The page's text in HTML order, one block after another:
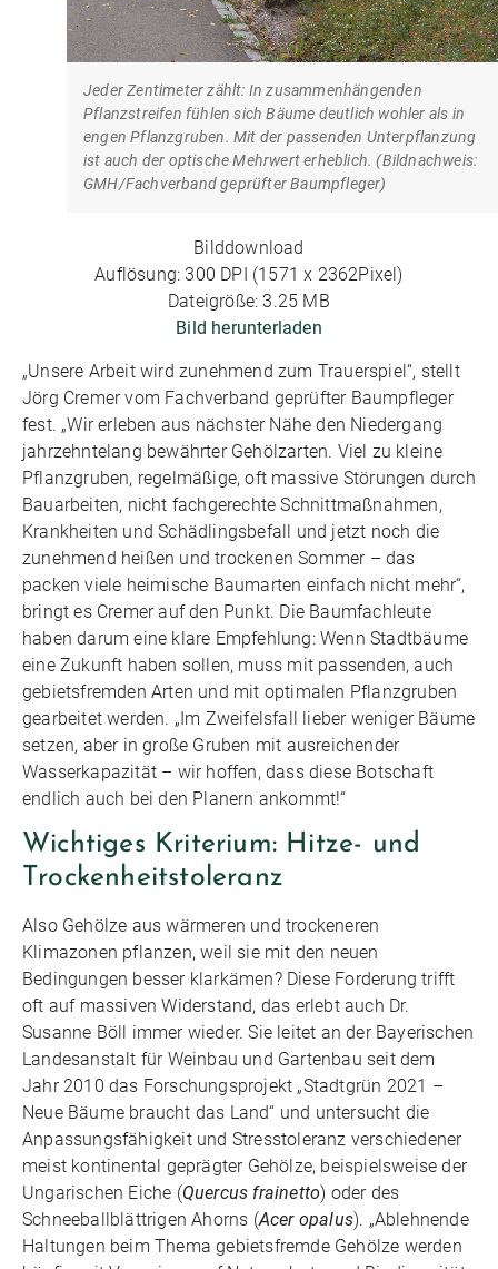
Jeder Zentimeter zählt: In zusammenhängenden
Pflanzstreifen fühlen sich Bäume deutlich wohler als in
engen Pflanzgruben. Mit der passenden Unterpflanzung
ist auch der optische Mehrwert erheblich. (Bildnachweis:
GMH/Fachverband geprüfter Baumpfleger)
Bilddownload
Auflösung: 300 DPI (1571 x 2362Pixel)
Dateigröße: 3.25 MB
Bild herunterladen
„Unsere Arbeit wird zunehmend zum Trauerspiel“, stellt
Jörg Cremer vom Fachverband geprüfter Baumpfleger
fest. „Wir erleben aus nächster Nähe den Niedergang
jahrzehntelang bewährter Gehölzarten. Viel zu kleine
Pflanzgruben, regelmäßige, oft massive Störungen durch
Bauarbeiten, nicht fachgerechte Schnittmaßnahmen,
Krankheiten und Schädlingsbefall und jetzt noch die
zunehmend heißen und trockenen Sommer – das
packen viele heimische Baumarten einfach nicht mehr“,
bringt es Cremer auf den Punkt. Die Baumfachleute
haben darum eine klare Empfehlung: Wenn Stadtbäume
eine Zukunft haben sollen, muss mit passenden, auch
gebietsfremden Arten und mit optimalen Pflanzgruben
gearbeitet werden. „Im Zweifelsfall lieber weniger Bäume
setzen, aber in große Gruben mit ausreichender
Wasserkapazität – wir hoffen, dass diese Botschaft
endlich auch bei den Planern ankommt!“
Wichtiges Kriterium: Hitze- und
Trockenheitstoleranz
Also Gehölze aus wärmeren und trockeneren
Klimazonen pflanzen, weil sie mit den neuen
Bedingungen besser klarkämen? Diese Forderung trifft
oft auf massiven Widerstand, das erlebt auch Dr.
Susanne Böll immer wieder. Sie leitet an der Bayerischen
Landesanstalt für Weinbau und Gartenbau seit dem
Jahr 2010 das Forschungsprojekt „Stadtgrün 2021 –
Neue Bäume braucht das Land“ und untersucht die
Anpassungsfähigkeit und Stresstoleranz verschiedener
meist kontinental geprägter Gehölze, beispielsweise der
Ungarischen Eiche (Quercus frainetto) oder des
Schneeballblättrigen Ahorns (Acer opalus). „Ablehnende
Haltungen beim Thema gebietsfremde Gehölze werden